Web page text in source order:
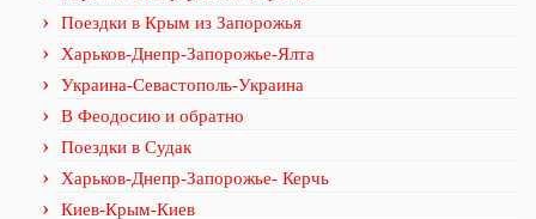
Поездки в Крым из Запорожья
Харьков-Днепр-Запорожье-Ялта
Украина-Севастополь-Украина
В Феодосию и обратно
Поездки в Судак
Харьков-Днепр-Запорожье- Керчь
Киев-Крым-Киев